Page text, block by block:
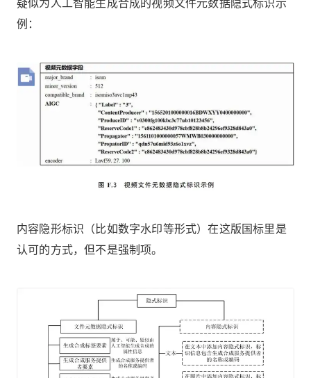
例：
内容隐形标识（比如数字水印等形式）在这版国标里是
认可的方式，但不是强制项。